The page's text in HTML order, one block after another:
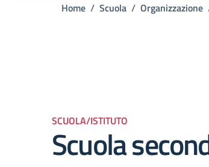
Home Scuola Organizzazione
SCUOLA/ISTITUTO
Scuola